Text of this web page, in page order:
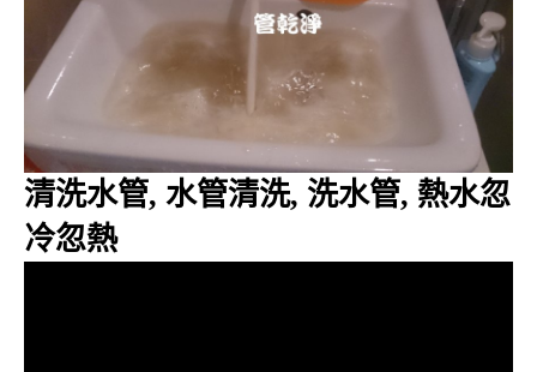
清洗水管, 水管清洗, 洗水管, 熱水忽
冷忽熱